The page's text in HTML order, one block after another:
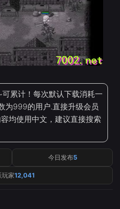
累计！每次默认下载消耗一
为999的用户.直接升级会员
均使用中文，建议直接搜索
今日发布5
玩家12,041